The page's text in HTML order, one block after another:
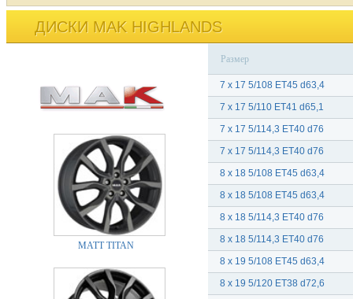
ДИСКИ MAK HIGHLANDS
MATT TITAN
Размер
7 x 17 5/108 ET45 d63,4
7 x 17 5/110 ET41 d65,1
7 x 17 5/114,3 ET40 d76
7 x 17 5/114,3 ET40 d76
8 x 18 5/108 ET45 d63,4
8 x 18 5/108 ET45 d63,4
8 x 18 5/114,3 ET40 d76
8 x 18 5/114,3 ET40 d76
8 x 19 5/108 ET45 d63,4
8 x 19 5/120 ET38 d72,6